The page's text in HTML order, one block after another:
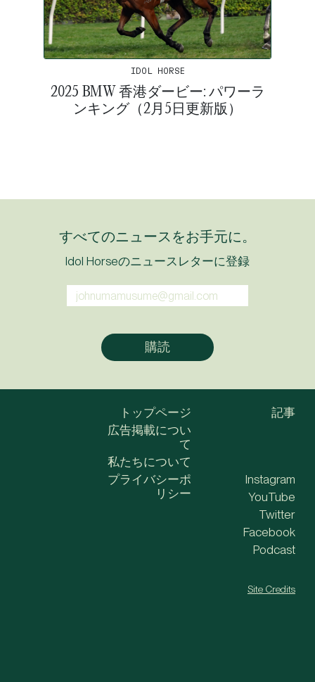
IDOL HORSE
2025 BMW 香港ダービー: パワーラ
ンキング（2月5日更新版）
すべてのニュースをお手元に。
Idol Horseのニュースレターに登録
トップページ
広告掲載につい
て
私たちについて
記事
プライバシーポ
リシー
Instagram
YouTube
Twitter
Facebook
Podcast
Site Credits